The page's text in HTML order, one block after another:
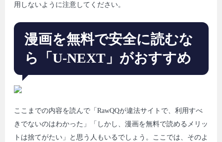
用しないように注意してください。
漫画を無料で安全に読むな
ら「U-NEXT」がおすすめ
ここまでの内容を読んで「RawQQが違法サイトで、利用すべ
きでないのはわかった」「しかし、漫画を無料で読めるメリッ
トは捨てがたい」と思う人もいるでしょう。ここでは、そのよ